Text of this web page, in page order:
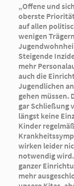
„Offene und
oberste
auf allen
wenigen
Steigende
mehr
auch die
Jugendlichen
gehen müssen.
gar Schließung
längst keine
Kinder
wirken leider
notwendig
ganzer
mehr